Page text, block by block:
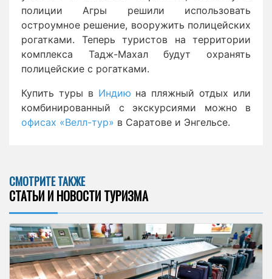
полиции Агры решили использовать
остроумное решение, вооружить полицейских
рогатками. Теперь туристов на территории
комплекса Тадж-Махал будут охранять
полицейские с рогатками.
Купить туры в Индию на пляжный отдых или
комбинированный с экскурсиями можно в
офисах «Велл-тур» в Саратове и Энгельсе.
СМОТРИТЕ ТАКЖЕ
СТАТЬИ И НОВОСТИ ТУРИЗМА